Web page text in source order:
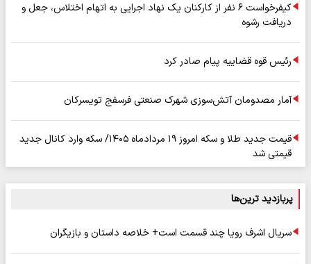
کیفرخواست ۶ نفر از کارکنان یک نهاد اجرایی به اتهام اختلاس، جعل و
دریافت رشوه
رئیس قوه قضاییه پیام صادر کرد
آمار مصدومان آتش‌سوزی شهرک صنعتی فرسفج تویسرکان
قیمت جدید طلا و سکه امروز ۱۹ مردادماه ۱۴۰۵/ سکه وارد کانال جدید
قیمتی شد
پربازدید ترین‌ها
سریال اشرف رویا چند قسمت است+ خلاصه داستان و بازیگران